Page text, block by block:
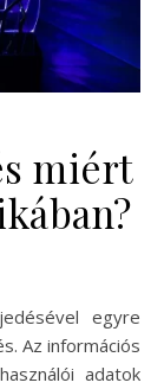
miért
Az információs
adatok